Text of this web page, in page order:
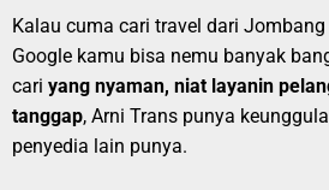
Kalau cuma cari travel dari
Google kamu bisa nemu banyak
cari yang nyaman, niat layanin
tanggap, Arni Trans punya
penyedia lain punya.